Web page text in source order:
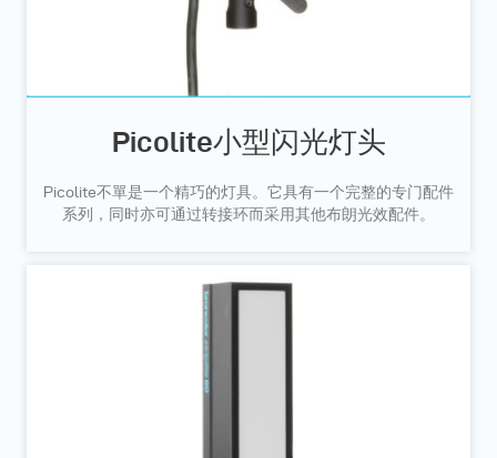
Picolite小型闪光灯头
Picolite不單是一个精巧的灯具。它具有一个完整的专门配件
系列，同时亦可通过转接环而采用其他布朗光效配件。